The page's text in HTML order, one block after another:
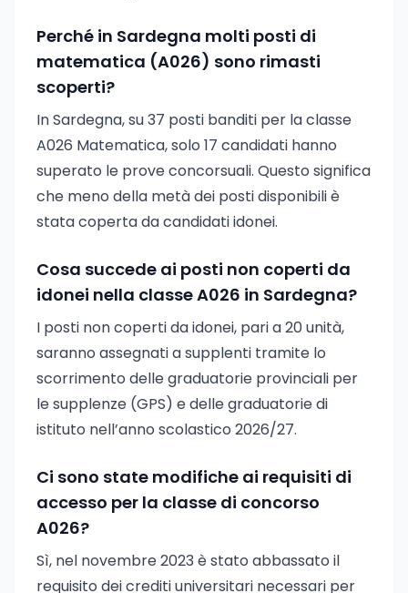
Perché in Sardegna molti posti di
matematica (A026) sono rimasti
scoperti?
In Sardegna, su 37 posti banditi per la classe
A026 Matematica, solo 17 candidati hanno
superato le prove concorsuali. Questo significa
che meno della metà dei posti disponibili è
stata coperta da candidati idonei.
Cosa succede ai posti non coperti da
idonei nella classe A026 in Sardegna?
I posti non coperti da idonei, pari a 20 unità,
saranno assegnati a supplenti tramite lo
scorrimento delle graduatorie provinciali per
le supplenze (GPS) e delle graduatorie di
istituto nell’anno scolastico 2026/27.
Ci sono state modifiche ai requisiti di
accesso per la classe di concorso
A026?
Sì, nel novembre 2023 è stato abbassato il
requisito dei crediti universitari necessari per